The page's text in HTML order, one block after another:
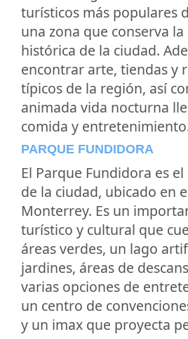
turísticos más populares
una zona que conserva
histórica de la ciudad.
encontrar arte, tiendas y
típicos de la región, así
animada vida nocturna
comida y
PARQUE FUNDIDORA
El Parque Fundidora es
de la ciudad, ubicado en
Monterrey. Es un
turístico y cultural que
áreas verdes, un lago
jardines, áreas de
varias opciones de
un centro de
y un imax que proyecta